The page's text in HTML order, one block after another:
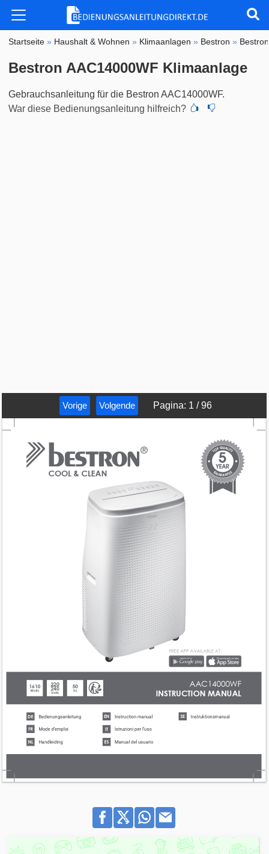
Startseite » Haushalt & Wohnen » Klimaanlagen » Bestron »
Bestron AAC14000WF Klimaanlage
Gebrauchsanleitung für die Bestron AAC14000WF.
War diese Bedienungsanleitung hilfreich?
Vorige Volgende Pagina: 1 /96